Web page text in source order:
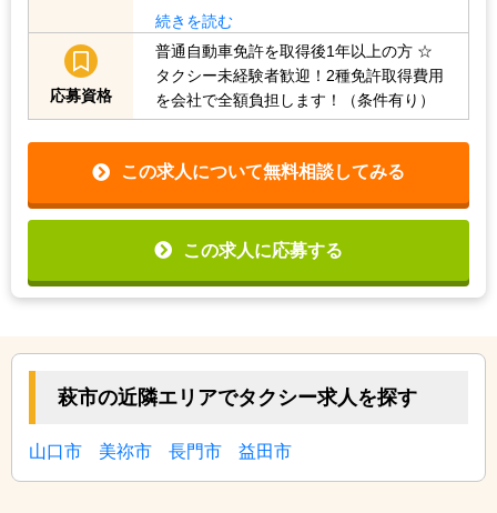
続きを読む
応募資格
普通自動車免許を取得後1年以上の方 ☆
タクシー未経験者歓迎！2種免許取得費用
を会社で全額負担します！（条件有り）
この求人について無料相談してみる
この求人に応募する
萩市の近隣エリアでタクシー求人を探す
山口市 美祢市 長門市 益田市